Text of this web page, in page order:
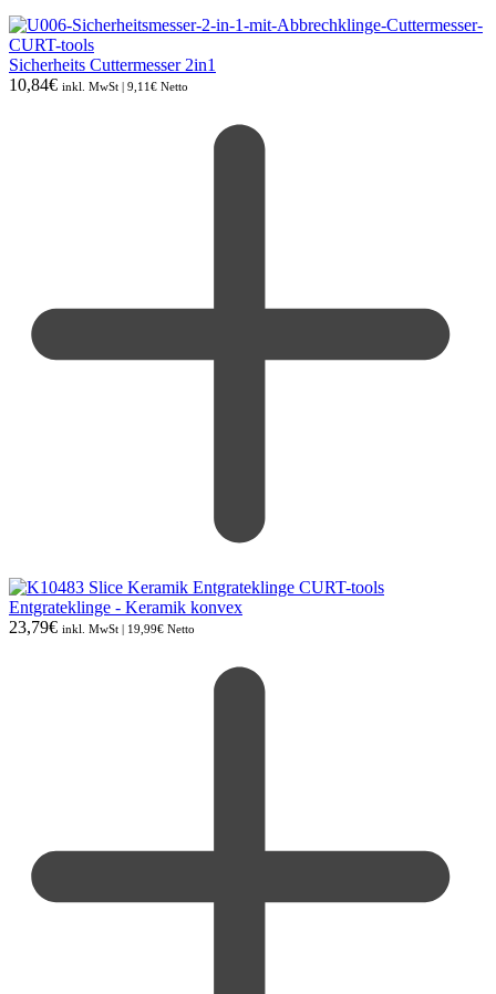
Sicherheits Cuttermesser 2in1
10,84€ inkl. MwSt | 9,11€ Netto
Entgrateklinge - Keramik konvex
23,79€ inkl. MwSt | 19,99€ Netto